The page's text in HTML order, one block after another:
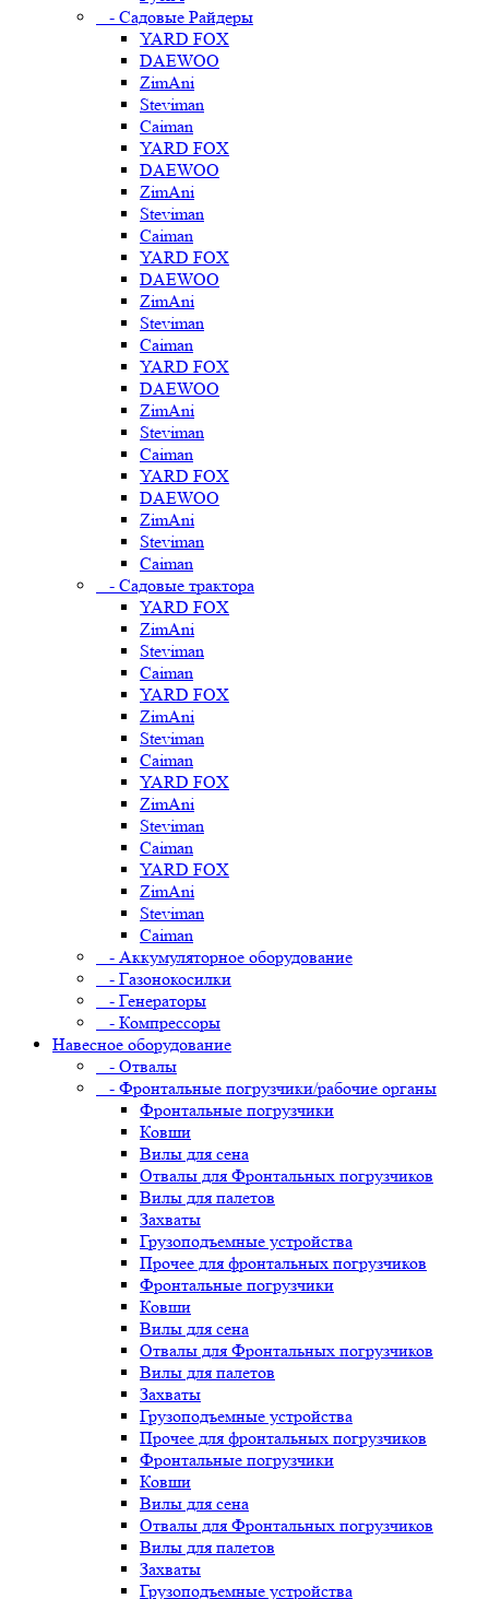
- Садовые Райдеры
YARD FOX
DAEWOO
ZimAni
Steviman
Caiman
YARD FOX
DAEWOO
ZimAni
Steviman
Caiman
YARD FOX
DAEWOO
ZimAni
Steviman
Caiman
YARD FOX
DAEWOO
ZimAni
Steviman
Caiman
YARD FOX
DAEWOO
ZimAni
Steviman
Caiman
- Садовые трактора
YARD FOX
ZimAni
Steviman
Caiman
YARD FOX
ZimAni
Steviman
Caiman
YARD FOX
ZimAni
Steviman
Caiman
YARD FOX
ZimAni
Steviman
Caiman
- Аккумуляторное оборудование
- Газонокосилки
- Генераторы
- Компрессоры
Навесное оборудование
- Отвалы
- Фронтальные погрузчики/рабочие органы
Фронтальные погрузчики
Ковши
Вилы для сена
Отвалы для Фронтальных погрузчиков
Вилы для палетов
Захваты
Грузоподъемные устройства
Прочее для фронтальных погрузчиков
Фронтальные погрузчики
Ковши
Вилы для сена
Отвалы для Фронтальных погрузчиков
Вилы для палетов
Захваты
Грузоподъемные устройства
Прочее для фронтальных погрузчиков
Фронтальные погрузчики
Ковши
Вилы для сена
Отвалы для Фронтальных погрузчиков
Вилы для палетов
Захваты
Грузоподъемные устройства